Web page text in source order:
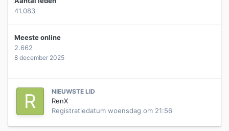
41.083
Meeste online
2.662
8 december 2025
NIEUWSTE LID
RenX
Registratiedatum woensdag om 21:56